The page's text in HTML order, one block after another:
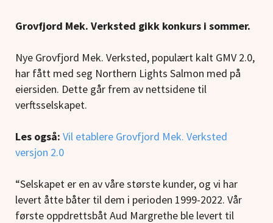
Grovfjord Mek. Verksted gikk konkurs i sommer.
Nye Grovfjord Mek. Verksted, populært kalt GMV 2.0,
har fått med seg Northern Lights Salmon med på
eiersiden. Dette går frem av nettsidene til
verftsselskapet.
Les også: Vil etablere Grovfjord Mek. Verksted
versjon 2.0
“Selskapet er en av våre største kunder, og vi har
levert åtte båter til dem i perioden 1999-2022. Vår
første oppdrettsbåt Aud Margrethe ble levert til